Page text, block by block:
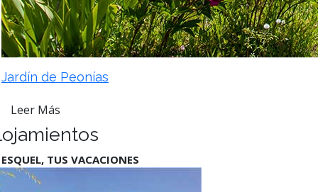
Jardín de Peonías
Leer Más
TUS VACACIONES